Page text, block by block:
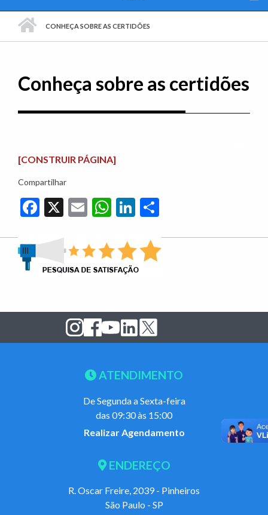
CONHEÇA SOBRE AS CERTIDÕES
Conheça sobre as certidões
[CONSTRUIR PÁGINA]
Compartilhar
Facebook
X EmailWhatsApp
LinkedIn
ATENDIMENTO
De Segunda a Sexta-feira
das 09:30 às 15:00
Realizar Agendamento
ENDEREÇO
R. Oscar Freire, 2039 - Pinheiros
São Paulo - SP